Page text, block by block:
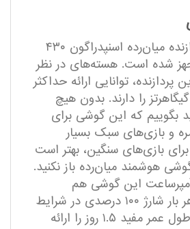
این گوشی به پردازنده میان‌رده اسنپدراگون ۴۳۰
شده است. هسته‌‌های در نظر
پردازنده، توانایی ارائه حداکثر
فرکانس کاری ۱.۴ گیگاهرتز را دارند. بدون هیچ
بگوییم که این گوشی برای
و بازی‌های سبک بسیار
بازی‌های سنگین، بهتر است
هوشمند میان‌رده باز نکنید.
میلی‌آمپرساعت این گوشی هم
می‌تواند به ازای هر بار شارژ ۱۰۰ درصدی در شرایط
استفاده معمولی، طول عمر مفید ۱.۵ روز را ارائه